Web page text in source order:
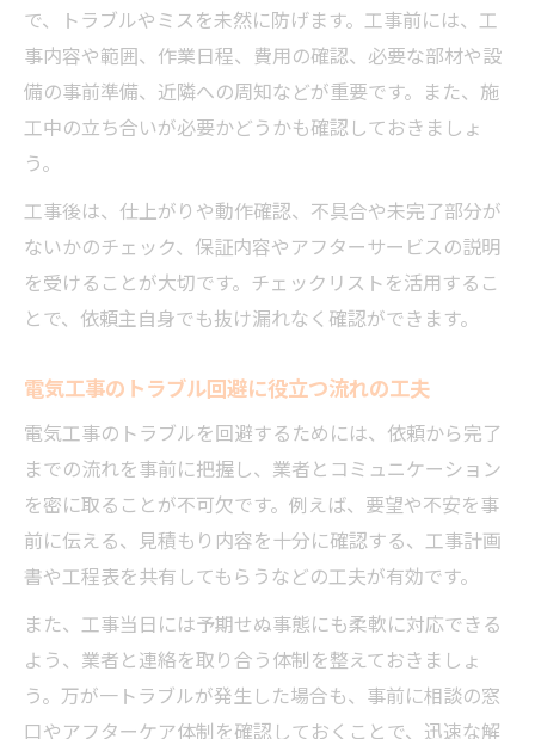
で、トラブルやミスを未然に防げます。工事前には、工
事内容や範囲、作業日程、費用の確認、必要な部材や設
備の事前準備、近隣への周知などが重要です。また、施
工中の立ち合いが必要かどうかも確認しておきましょ
う。
工事後は、仕上がりや動作確認、不具合や未完了部分が
ないかのチェック、保証内容やアフターサービスの説明
を受けることが大切です。チェックリストを活用するこ
とで、依頼主自身でも抜け漏れなく確認ができます。
電気工事のトラブル回避に役立つ流れの工夫
電気工事のトラブルを回避するためには、依頼から完了
までの流れを事前に把握し、業者とコミュニケーション
を密に取ることが不可欠です。例えば、要望や不安を事
前に伝える、見積もり内容を十分に確認する、工事計画
書や工程表を共有してもらうなどの工夫が有効です。
また、工事当日には予期せぬ事態にも柔軟に対応できる
よう、業者と連絡を取り合う体制を整えておきましょ
う。万が一トラブルが発生した場合も、事前に相談の窓
口やアフターケア体制を確認しておくことで、迅速な解